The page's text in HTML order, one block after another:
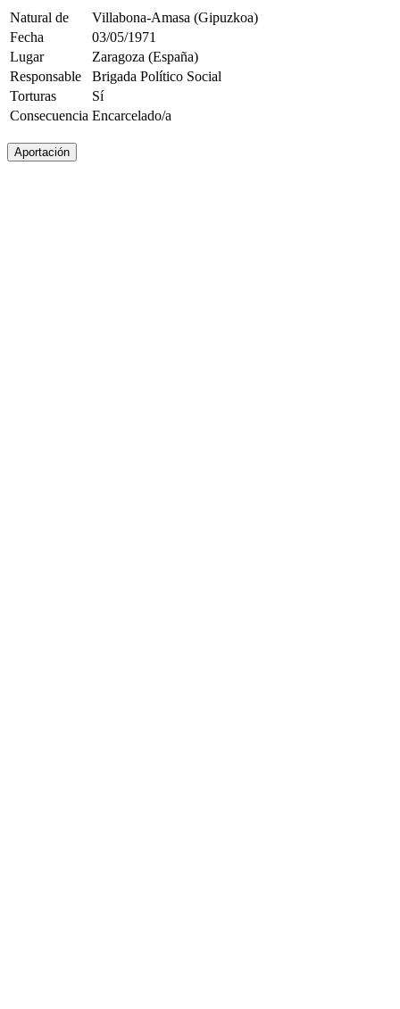
Natural de
Villabona-Amasa (Gipuzkoa)
Fecha
03/05/1971
Lugar
Zaragoza (España)
Responsable
Brigada Político Social
Torturas
Sí
Consecuencia Encarcelado/a